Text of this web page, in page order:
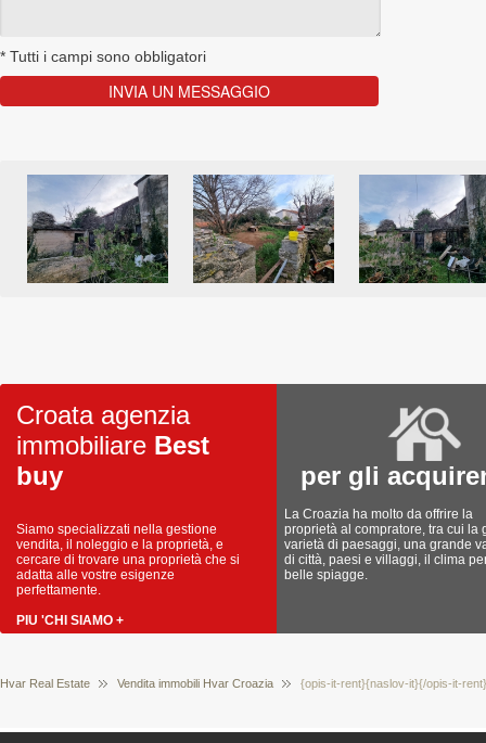
* Tutti i campi sono obbligatori
Croata agenzia
immobiliare Best
buy
Siamo specializzati nella gestione
vendita, il noleggio e la proprietà, e
cercare di trovare una proprietà che si
adatta alle vostre esigenze
perfettamente.
PIU 'CHI SIAMO +
per gli
La Croazia ha molto da offrire la
proprietà al compratore, tra cui la
varietà di paesaggi, una grande
di città, paesi e villaggi, il clima
belle spiagge.
Hvar Real Estate Vendita immobili Hvar Croazia {opis-it-rent}{naslov-it}{/opis-it-